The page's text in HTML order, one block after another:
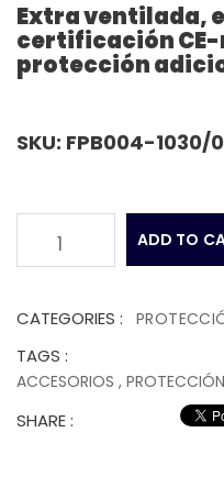
Extra ventilada,
certificación CE-
protección
SKU: FPB004-1030/
1 ADD TO
CATEGORIES :
TAGS :
ACCESORIOS , PROTECCIÓN
SHARE :